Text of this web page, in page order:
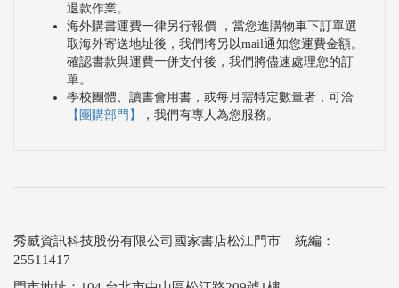
退款作業。
海外購書運費一律另行報價 ，當您進購物車下訂單選
取海外寄送地址後，我們將另以mail通知您運費金額。
確認書款與運費一併支付後，我們將儘速處理您的訂
單。
學校團體、讀書會用書，或每月需特定數量者，可洽
【團購部門】
，我們有專人為您服務。
秀威資訊科技股份有限公司國家書店松江門市 統編：
25511417